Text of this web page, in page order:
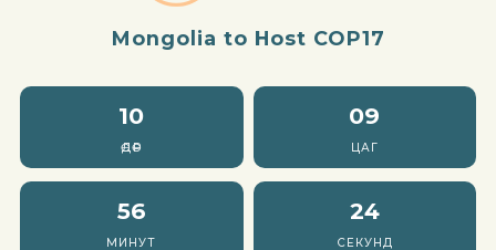
Mongolia to Host COP17
10
ӨДӨР
09
ЦАГ
56
МИНУТ
22
СЕКУНД